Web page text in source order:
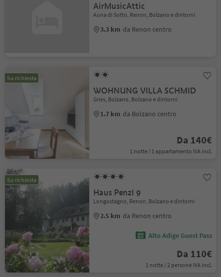
AirMusicAttic
Auna di Sotto, Renon, Bolzano e dintorni
3.3 km da Renon centro
Su richiesta
WOHNUNG VILLA SCHMID
Gries, Bolzano, Bolzano e dintorni
1.7 km da Bolzano centro
Da 140€
1 notte / 1 appartamento IVA incl.
Su richiesta
Haus Penzl 9
Longostagno, Renon, Bolzano e dintorni
2.5 km da Renon centro
Alto Adige Guest Pass
Da 110€
1 notte / 2 persone IVA incl.